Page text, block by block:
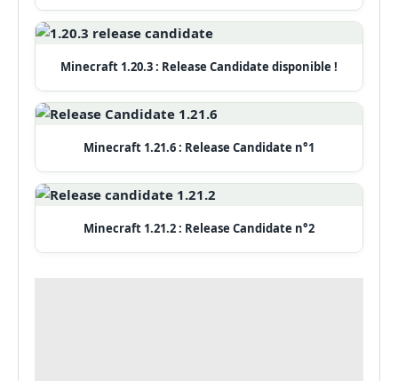
Minecraft 1.20.3 : Release Candidate disponible !
Minecraft 1.21.6 : Release Candidate n°1
Minecraft 1.21.2 : Release Candidate n°2